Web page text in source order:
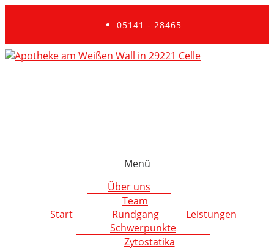
05141 - 28465
Menü
Start
Über uns
Team
Rundgang
Leistungen
Schwerpunkte
Zytostatika